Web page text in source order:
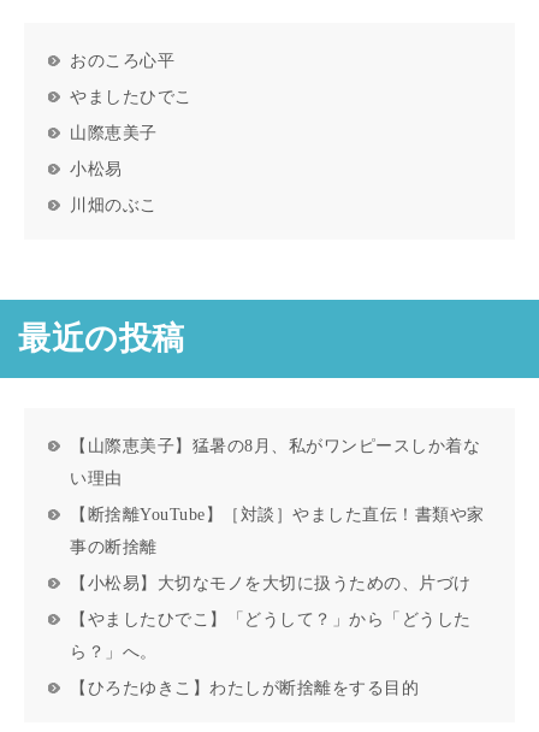
おのころ心平
やましたひでこ
山際恵美子
小松易
川畑のぶこ
最近の投稿
【山際恵美子】猛暑の8月、私がワンピースしか着な
い理由
【断捨離YouTube】［対談］やました直伝！書類や家
事の断捨離
【小松易】大切なモノを大切に扱うための、片づけ
【やましたひでこ】「どうして？」から「どうした
ら？」へ。
【ひろたゆきこ】わたしが断捨離をする目的